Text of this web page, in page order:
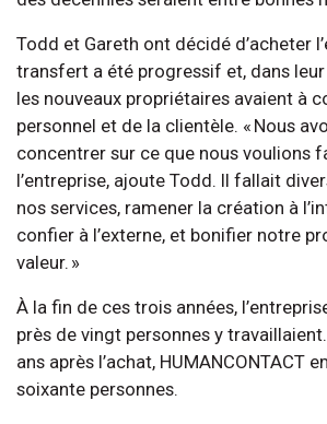
Todd et Gareth ont décidé d’acheter
transfert a été progressif et, dans leur
les nouveaux propriétaires avaient à
personnel et de la clientèle. « Nous
concentrer sur ce que nous voulions
l’entreprise, ajoute Todd. Il fallait
nos services, ramener la création à
confier à l’externe, et bonifier notre
valeur. »
À la fin de ces trois années,
près de vingt personnes y
ans après l’achat, HUMANCONTACT
soixante personnes.